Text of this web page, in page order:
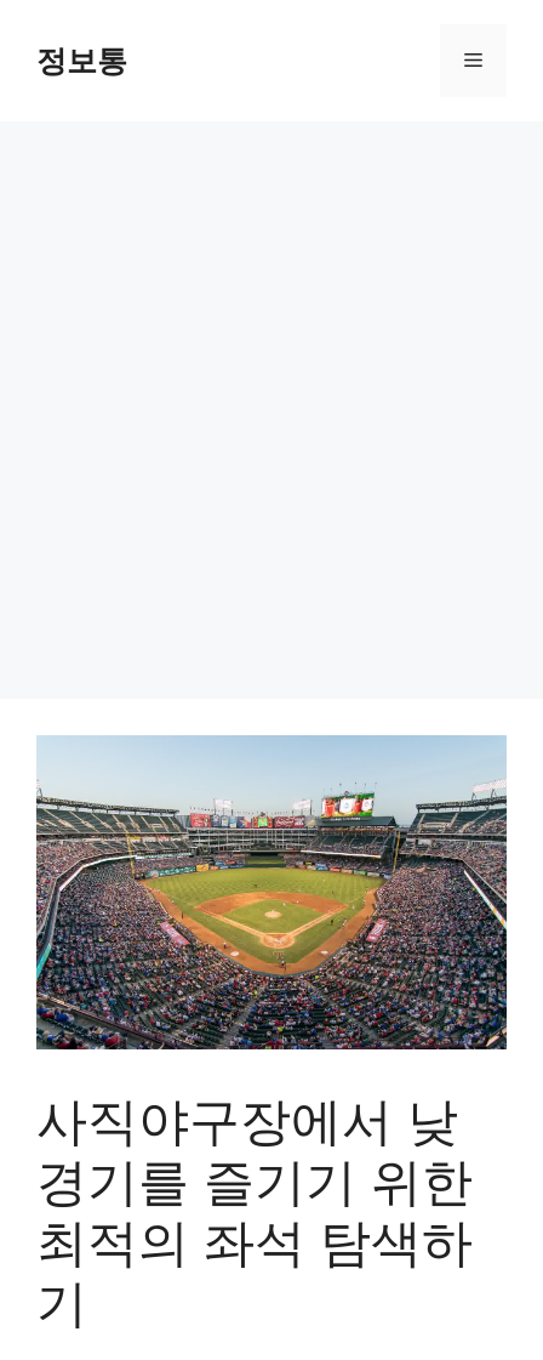
content정보통 Menu
사직야구장에서 낮
경기를 즐기기 위한
최적의 좌석 탐색하
기